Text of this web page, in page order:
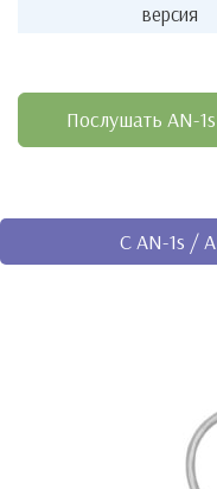
версия
Послушать AN-
C AN-1s /